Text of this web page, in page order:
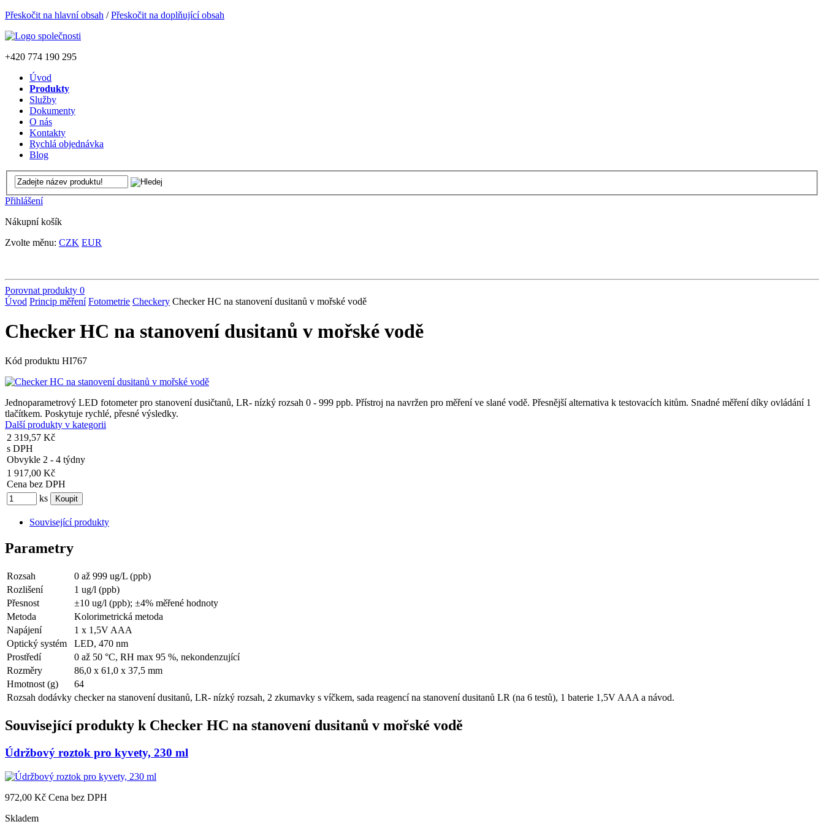
Přeskočit na hlavní obsah /Přeskočit na doplňující obsah
+420 774 190 295
Úvod
Produkty
Služby
Dokumenty
O nás
Kontakty
Rychlá objednávka
Blog
Přihlášení
Nákupní košík
Zvolte měnu: CZK EUR
Porovnat produkty 0
Úvod Princip měření Fotometrie Checkery Checker HC na stanovení dusitanů v mořské vodě
Checker HC na stanovení dusitanů v mořské vodě
Kód produktu HI767
Jednoparametrový LED fotometer pro stanovení dusičtanů, LR- nízký rozsah 0 - 999 ppb. Přístroj na navržen pro měření ve slané vodě. Přesnější alternativa k testovacích kitům. Snadné měření díky ovládání 1
tlačítkem. Poskytuje rychlé, přesné výsledky.
Další produkty v kategorii
2 319,57 Kč
s DPH
Obvykle 2 - 4 týdny
1 917,00 Kč
Cena bez DPH
ks
Související produkty
Parametry
Rozsah
0 až 999 ug/L (ppb)
Rozlišení
1 ug/l (ppb)
Přesnost
±10 ug/l (ppb); ±4% měřené hodnoty
Metoda
Kolorimetrická metoda
Napájení
1 x 1,5V AAA
Optický systém
LED, 470 nm
Prostředí
0 až 50 °C, RH max 95 %, nekondenzující
Rozměry
86,0 x 61,0 x 37,5 mm
Hmotnost (g)
64
Rozsah dodávky checker na stanovení dusitanů, LR- nízký rozsah, 2 zkumavky s víčkem, sada reagencí na stanovení dusitanů LR (na 6 testů), 1 baterie 1,5V AAA a návod.
Související produkty k Checker HC na stanovení dusitanů v mořské vodě
Údržbový roztok pro kyvety, 230 ml
972,00 Kč Cena bez DPH
Skladem